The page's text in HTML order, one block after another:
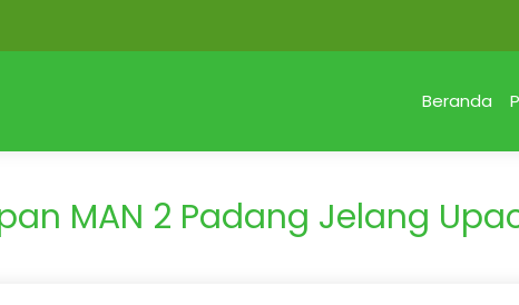
Beranda
MAN 2 Padang Jelang